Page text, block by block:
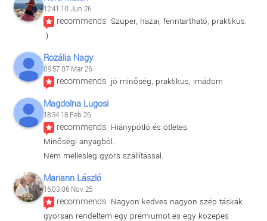
12:41 10 Jun 26
recommends Szuper, hazai, fenntartható, praktikus.
:)
Rozália Nagy
09:57 07 Mar 26
recommends jó minőség, praktikus, imádom
Magdolna Lugosi
18:34 18 Feb 26
recommends Hiánypótló és ötletes.
Minőségi anyagból.
Nem mellesleg gyors szállítással.
Mariann László
16:03 06 Nov 25
recommends Nagyon kedves nagyon szép táskák
gyorsan rendeltem egy prémiumot és egy közepes